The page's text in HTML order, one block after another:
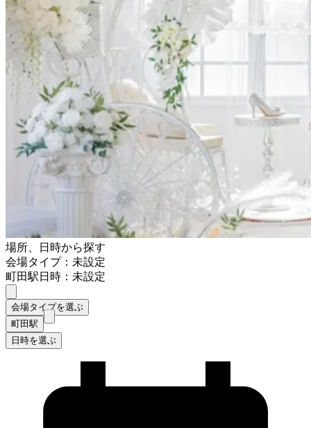
場所、日時から探す
会場タイプ：未設定
町田駅日時：未設定
会場タイプを選ぶ
町田駅
日時を選ぶ